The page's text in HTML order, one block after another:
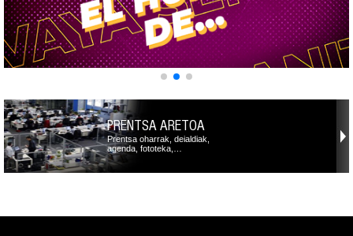
PRENTSA ARETOA
Prentsa oharrak, deialdiak,
agenda, fototeka,…